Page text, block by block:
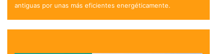
antiguas por unas más eficientes energéticamente.